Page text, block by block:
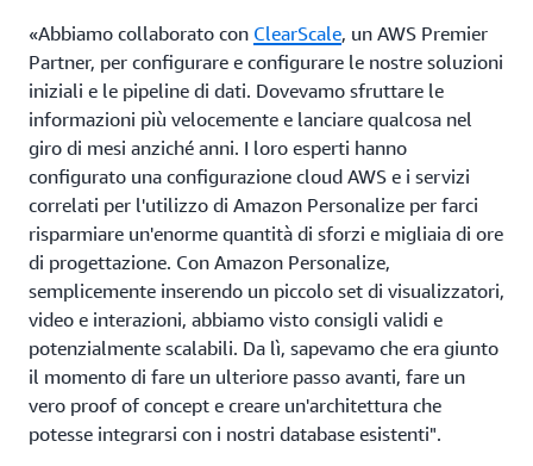
«Abbiamo collaborato con ClearScale, un AWS Premier
Partner, per configurare e configurare le nostre soluzioni
iniziali e le pipeline di dati. Dovevamo sfruttare le
informazioni più velocemente e lanciare qualcosa nel
giro di mesi anziché anni. I loro esperti hanno
configurato una configurazione cloud AWS e i servizi
correlati per l'utilizzo di Amazon Personalize per farci
risparmiare un'enorme quantità di sforzi e migliaia di ore
di progettazione. Con Amazon Personalize,
semplicemente inserendo un piccolo set di visualizzatori,
video e interazioni, abbiamo visto consigli validi e
potenzialmente scalabili. Da lì, sapevamo che era giunto
il momento di fare un ulteriore passo avanti, fare un
vero proof of concept e creare un'architettura che
potesse integrarsi con i nostri database esistenti".